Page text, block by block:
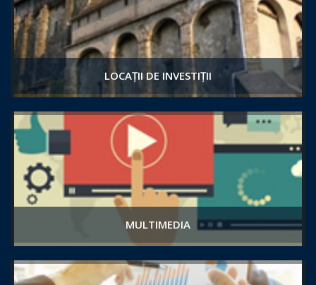
LOCAȚII DE INVESTIȚII
MULTIMEDIA